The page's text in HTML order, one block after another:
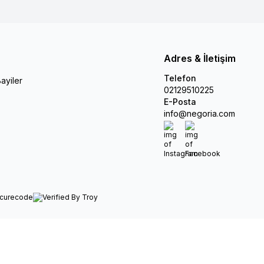
Adres & İletişim
Telefon
02129510225
E-Posta
info@negoria.com
Instagram